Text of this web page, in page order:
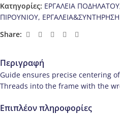
Κατηγορίες: ΕΡΓΑΛΕΙΑ ΠΟΔΗΛΑΤΟΥ
ΠΙΡΟΥΝΙΟΥ, ΕΡΓΑΛΕΙΑ&ΣΥΝΤΗΡΗΣΗ
Share:
Περιγραφή
Guide ensures precise centering
Threads into the frame with the
Επιπλέον πληροφορίες